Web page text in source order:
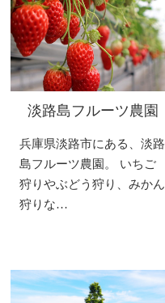
淡路島フルーツ農園
兵庫県淡路市にある、淡路
島フルーツ農園。 いちご
狩りやぶどう狩り、みかん
狩りな…